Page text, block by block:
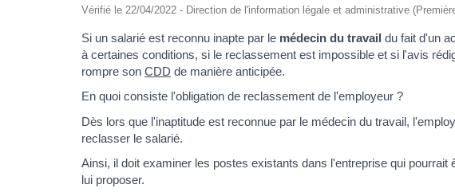
Vérifié le 22/04/2022 - Direction de l'information légale et administrative
Si un salarié est reconnu inapte par le médecin du travail du fait d'un
à certaines conditions, si le reclassement est impossible et si l'avis
rompre son CDD de manière anticipée.
En quoi consiste l'obligation de reclassement de l'employeur ?
Dès lors que l'inaptitude est reconnue par le médecin du travail,
reclasser le salarié.
Ainsi, il doit examiner les postes existants dans l'entreprise qui pourrait
lui proposer.